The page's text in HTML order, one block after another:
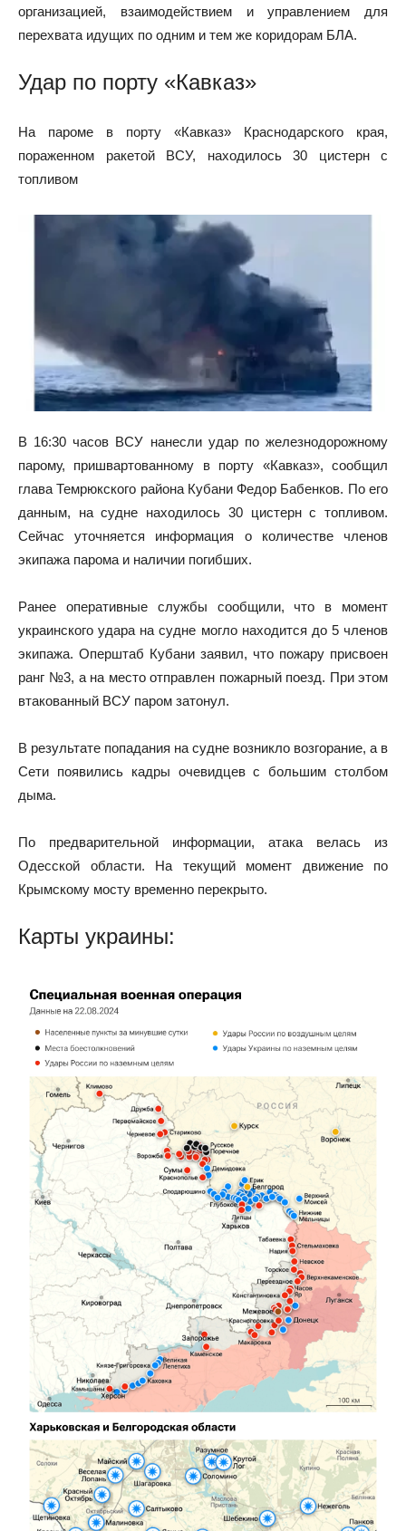
организацией, взаимодействием и управлением для
перехвата идущих по одним и тем же коридорам БЛА.
Удар по порту «Кавказ»
На пароме в порту «Кавказ» Краснодарского края,
пораженном ракетой ВСУ, находилось 30 цистерн с
топливом
В 16:30 часов ВСУ нанесли удар по железнодорожному
парому, пришвартованному в порту «Кавказ», сообщил
глава Темрюкского района Кубани Федор Бабенков. По его
данным, на судне находилось 30 цистерн с топливом.
Сейчас уточняется информация о количестве членов
экипажа парома и наличии погибших.
Ранее оперативные службы сообщили, что в момент
украинского удара на судне могло находится до 5 членов
экипажа. Оперштаб Кубани заявил, что пожару присвоен
ранг №3, а на место отправлен пожарный поезд. При этом
втакованный ВСУ паром затонул.
В результате попадания на судне возникло возгорание, а в
Сети появились кадры очевидцев с большим столбом
дыма.
По предварительной информации, атака велась из
Одесской области. На текущий момент движение по
Крымскому мосту временно перекрыто.
Карты украины: